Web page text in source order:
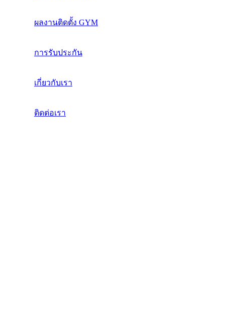
ผลงานติดตั้ง GYM
การรับประกัน
เกี่ยวกับเรา
ติดต่อเรา